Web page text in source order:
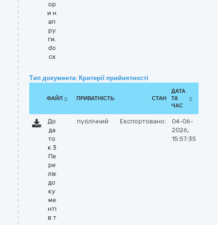
ор
и н
ап
ру
ги.
do
cx
Тип документа: Критерії прийнятності
ФАЙЛ ПРИВАТНІСТЬ СТАН
ДАТА
ТА
ЧАС
До
да
то
к 3
Пе
ре
лік
до
ку
ме
нті
в т
публічний Експортовано:
04-06-
2026,
15:57:35